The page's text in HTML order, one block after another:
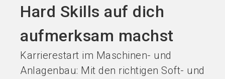
Hard Skills auf dich
aufmerksam machst
Karrierestart im Maschinen- und
Anlagenbau: Mit den richtigen Soft- und